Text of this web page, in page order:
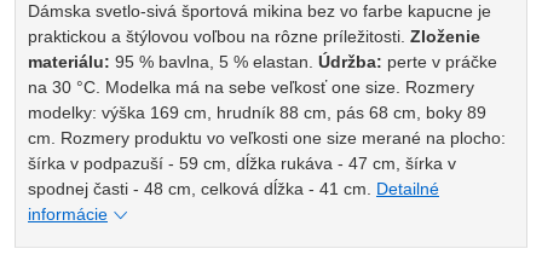
Dámska svetlo-sivá športová mikina bez vo farbe kapucne je
praktickou a štýlovou voľbou na rôzne príležitosti. Zloženie
materiálu: 95 % bavlna, 5 % elastan. Údržba: perte v práčke
na 30 °C. Modelka má na sebe veľkosť one size. Rozmery
modelky: výška 169 cm, hrudník 88 cm, pás 68 cm, boky 89
cm.
Rozmery produktu vo veľkosti one size merané na plocho:
šírka v podpazuší - 59 cm, dĺžka rukáva - 47 cm, šírka v
spodnej časti - 48 cm, celková dĺžka - 41 cm.
Detailné
informácie